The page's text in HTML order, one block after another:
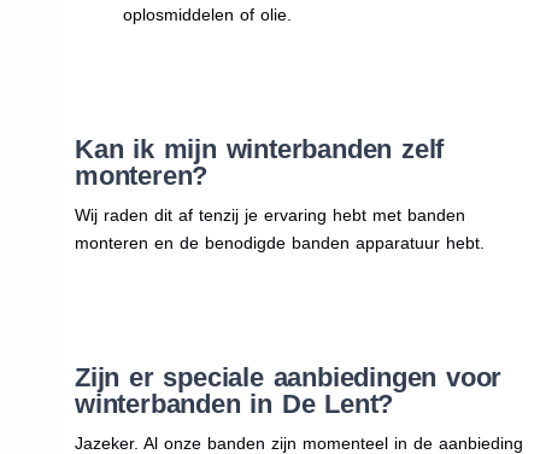
oplosmiddelen of olie.
Kan ik mijn winterbanden zelf
monteren?
Wij raden dit af tenzij je ervaring hebt met banden
monteren en de benodigde banden apparatuur hebt.
Zijn er speciale aanbiedingen voor
winterbanden in De Lent?
Jazeker. Al onze banden zijn momenteel in de aanbieding